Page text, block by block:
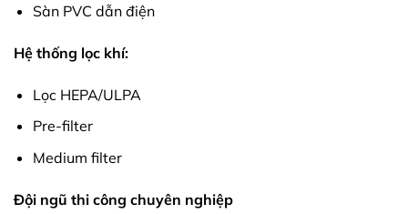
Sàn PVC dẫn điện
Hệ thống lọc khí:
Lọc HEPA/ULPA
Pre-filter
Medium filter
Đội ngũ thi công chuyên nghiệp